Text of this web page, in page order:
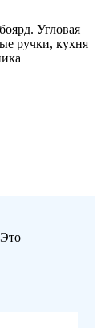
Угловая
ручки, кухня